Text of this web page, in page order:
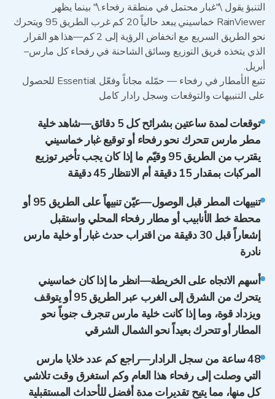
التنبؤ يقول \"غبار محتمل في منطقة رفحاء.\" بينما يظهر
RainViewer خماسيني يبعد حالياً 20 كم غرب الطريق 95 ويتحرك
نحو الطريق السريع مع انخفاض الرؤية إلى 2 كم—هذا هو القرار
الذي يتخذه فريق التوزيع وسائق الشاحنة في رفحاء كل مارس–
أبريل.
تتبع الأمطار في رفحاء — حمّله مجاناً وفعّل Essential للحصول
على التنبيهات والتوقعات وسجل رادار كامل
توقعات لمدة ساعتين بشرائح كل 5 دقائق—شاهد خلية
مطر مارس تتحرك نحو رفحاء أو توقيع غبار خماسيني
يقترب من الطريق 95 وقيّم ما إذا كان يجب تأخير توزيع
المركبات بمقدار 15 دقيقة أم الانتظار 45 دقيقة
تنبيهات المطر قبل الوصول—عيّن تنبيهاً على الطريق 95 أو
محطة خط الأنابيب أو مطار رفحاء المحلي واستقبل
إشعاراً قبل 30 دقيقة من اقتراب حدث غبار أو خلية مارس
نادرة
أسهم الاتجاه على الخريطة—انظر ما إذا كان خماسيني
يتحرك من الشرق إلى الغرب عبر الطريق 95 أو يتوقف
ويزداد قوة، وما إذا كانت خلية مارس تنجرف جنوباً نحو
المطار أو تتحرك بعيداً نحو الشمال الشرقي
48 ساعة من سجل الرادار—راجع كم عدد خلايا مارس
التي وصلت إلى رفحاء هذا العام وكم استغرق وقت تلاشي
كل منها، مما يتيح تقديرات مدة أفضل للأحداث المستقبلية